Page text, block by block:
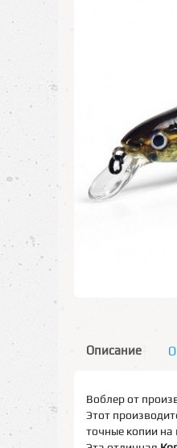
Описание
Воблер от
Этот
точные копии